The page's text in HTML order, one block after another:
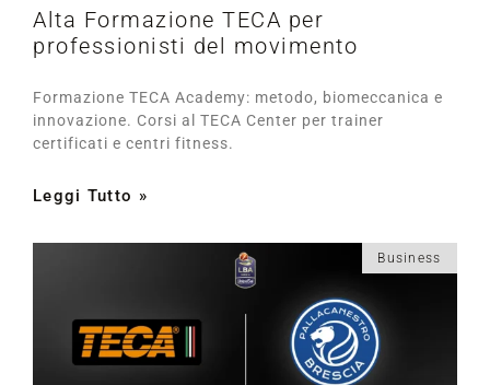
Alta Formazione TECA per
professionisti del movimento
Formazione TECA Academy: metodo, biomeccanica e
innovazione. Corsi al TECA Center per trainer
certificati e centri fitness.
Leggi Tutto »
Business